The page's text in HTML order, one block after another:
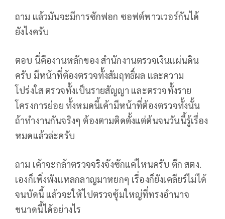
ถาม แล้วมันจะมีการซักฟอก ซอฟต์พาวเวอร์กันได้
ยังไงครับ
ตอบ นี่คืองานหลักของ สำนักงานตรวจเงินแผ่นดิน
ครับ มีหน้าที่ต้องตรวจทั้งสัมฤทธิ์ผล และความ
โปร่งใส ตรวจทั้งเป็นรายสัญญา และตรวจทั้งราย
โครงการย่อย ทั้งหมดนี้เค้ามีหน้าที่ต้องตรวจทั้งนั้น
ถ้าทำงานกันจริงๆ ต้องตามติดตั้งแต่ต้นจนวันนี้รู้เรื่อง
หมดแล้วล่ะครับ
ถาม เค้าจะกล้าตรวจจริงจังซักแค่ไหนครับ ตึก สตง.
เองก็เพิ่งพังแหลกลาญมาหยกๆ เรื่องก็ยังเคลียร์ไม่ได้
จนบัดนี้ แล้วจะให้ไปตรวจซุ้มใหญ่ที่ทรงอำนาจ
ขนาดนี้ได้อย่างไร